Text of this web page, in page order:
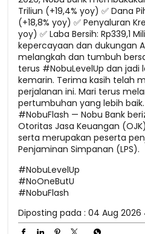
Triliun (+19,4% yoy) ✅ Dana
(+18,8% yoy) ✅ Penyaluran
yoy) ✅ Laba Bersih: Rp339,1
kepercayaan dan dukungan
melangkah dan tumbuh
terus #NobuLevelUp dan jadi
kemarin. Terima kasih telah
perjalanan ini. Mari terus
pertumbuhan yang lebih
#NobuFlash — Nobu Bank
Otoritas Jasa Keuangan
serta merupakan peserta
Penjaminan Simpanan (LPS).
#NobuLevelUp
#NoOneButU
#NobuFlash
Diposting pada : 04 Aug 2026